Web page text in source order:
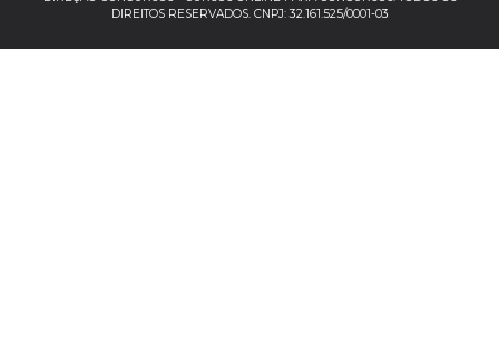
DIREITOS RESERVADOS. CNPJ: 32.161.525/0001-03